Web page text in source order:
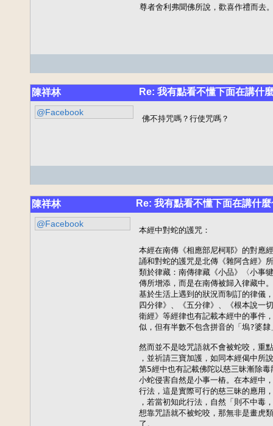
尊者舍利弗聞佛所說，歡喜作禮而去
陳祥林 Re: 我有點看不懂下面在講什
@Facebook
佛不持咒嗎？行使咒嗎？
陳祥林 Re: 我有點看不懂下面在講什麼
@Facebook
本經中對蛇的護咒：
本經在南傳《相應部尼柯耶》的對應
誦和對蛇的護咒是北傳《雜阿含經》
類於律藏：南傳律藏《小品》〈小事
傳所增添，而是在南傳被歸入律藏中
基於生活上遇到的狀況而制訂的律儀
四分律》、《五分律》、《根本說一
衛經》等經律也有記載本經中的事件
似，但有半數不包含拼音的「塢?婆隸
然而並不是唸咒語就不會被蛇咬，重
，並祈請三寶加護，如同本經偈中所
第5經中也有記載佛陀以慈三昧漸除
小蛇侵害自然是小事一樁。在本經中
行法，這是實際可行的慈三昧的應用
，若當初知此行法，自然「則不中毒
想靠咒語就不被蛇咬，那無非是畫虎
了。